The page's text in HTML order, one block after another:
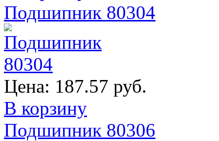
Подшипник 80304
Цена: 187.57 руб.
В корзину
Подшипник 80306